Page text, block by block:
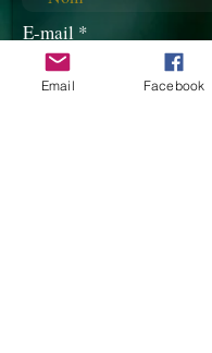
E-mail
Email Facebook